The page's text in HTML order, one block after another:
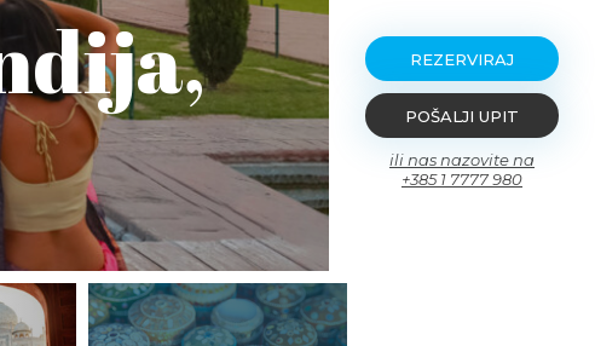
REZERVIRAJ
POŠALJI UPIT
ili nas nazovite na
+385 1 7777 980